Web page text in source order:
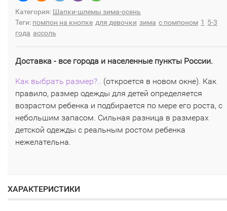
Категория: Шапки-шлемы зима-осень
Теги: помпон на кнопке для девочки зима с помпоном 1 5-3
года ассоль
Доставка - все города и населенные пункты России.
Как выбрать размер?.. (откроется в новом окне). Как
правило, размер одежды для детей определяется
возрастом ребенка и подбирается по мере его роста, с
небольшим запасом. Сильная разница в размерах
детской одежды с реальным ростом ребенка
нежелательна.
ХАРАКТЕРИСТИКИ